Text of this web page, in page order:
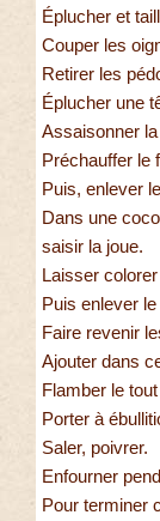
Éplucher et
Couper les
Retirer les
Éplucher une
Assaisonner
Préchauffer le
Puis, enlever
Dans une
saisir la joue.
Laisser
Puis enlever
Faire revenir
Ajouter dans
Flamber le
Porter à
Saler, poivrer.
Enfourner
Pour terminer